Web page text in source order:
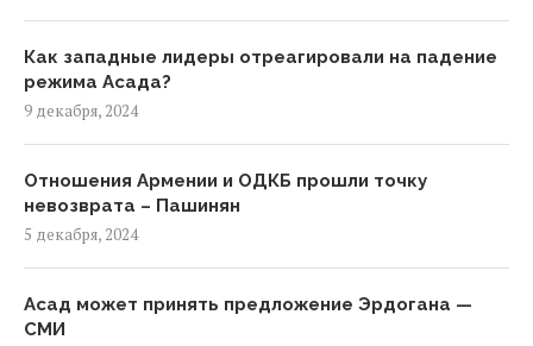
Как западные лидеры отреагировали на падение
режима Асада?
9 декабря, 2024
Отношения Армении и ОДКБ прошли точку
невозврата – Пашинян
5 декабря, 2024
Асад может принять предложение Эрдогана —
СМИ